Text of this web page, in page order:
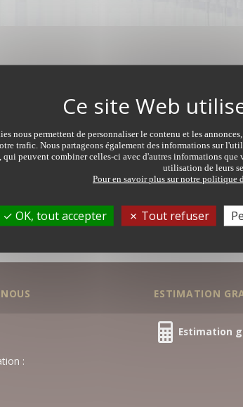
immobilière
votre recherche
dans le formulaire.
:
ESTIMATION
Estimation
nous permettent de personnaliser le contenu et les
trafic. Nous partageons également des informations sur
qui peuvent combiner celles-ci avec d'autres informations
utilisation de leurs
Pour en savoir plus sur notre politique
OK, tout accepter Tout refuser